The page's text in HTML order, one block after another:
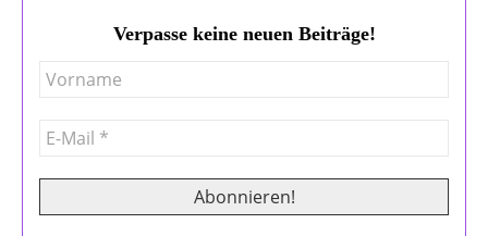
Verpasse keine neuen Beiträge!